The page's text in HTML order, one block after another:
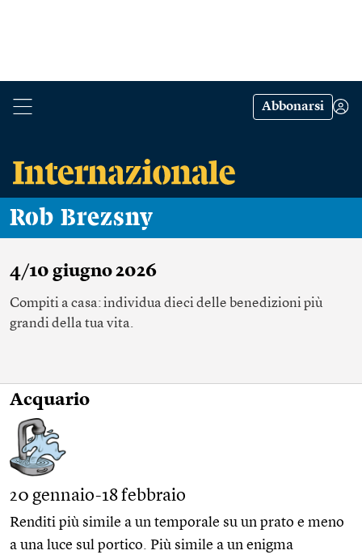
Abbonarsi
Rob Brezsny
4/10 giugno 2026
Compiti a casa: individua dieci delle benedizioni più
grandi della tua vita.
Acquario
20 gennaio-18 febbraio
Renditi più simile a un temporale su un prato e meno
a una luce sul portico. Più simile a un enigma